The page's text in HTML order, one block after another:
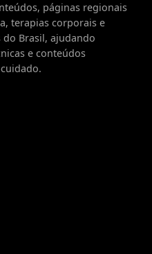
páginas regionais
terapias corporais e
Brasil, ajudando
e conteúdos